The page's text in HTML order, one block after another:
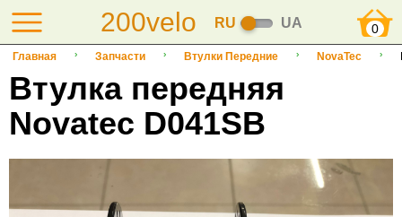
200velo RU UA 0
Главная Запчасти Втулки Передние NovaTec
Втулка передняя
Novatec D041SB